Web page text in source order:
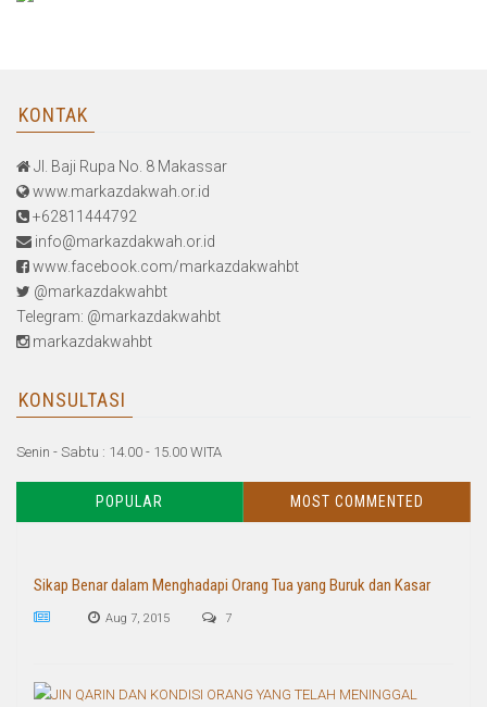
KONTAK
Jl. Baji Rupa No. 8 Makassar
www.markazdakwah.or.id
+62811444792
info@markazdakwah.or.id
www.facebook.com/markazdakwahbt
@markazdakwahbt
Telegram: @markazdakwahbt
markazdakwahbt
KONSULTASI
Senin - Sabtu : 14.00 - 15.00 WITA
POPULAR MOST COMMENTED
Sikap Benar dalam Menghadapi Orang Tua yang Buruk dan Kasar
Aug 7, 2015 7